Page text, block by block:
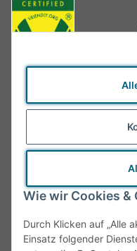
Wie wir Cookies &
Durch Klicken auf „Alle
Einsatz folgender